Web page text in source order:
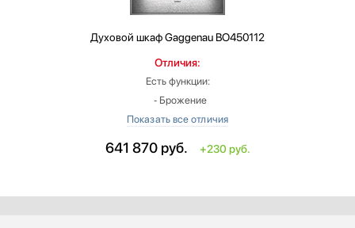
Духовой шкафGaggenau BO450112
Отличия:
Есть функции:
‐ Брожение
‐ Интенсивное жарение
Число режимов работы: больше на 4
Специальные возможности:
641 870 руб. +230 руб.